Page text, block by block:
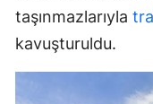
taşınmazlarıyla
kavuşturuldu.